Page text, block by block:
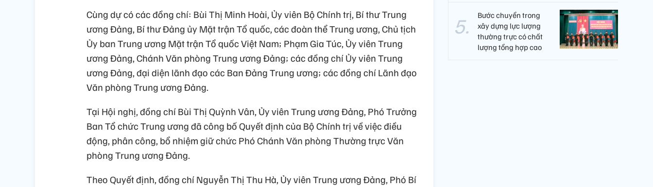
Cùng dự có các đồng chí: Bùi Thị Minh Hoài, Ủy viên Bộ Chính trị, Bí thư Trung
ương Đảng, Bí thư Đảng ủy Mặt trận Tổ quốc, các đoàn thể Trung ương, Chủ tịch
Ủy ban Trung ương Mặt trận Tổ quốc Việt Nam; Phạm Gia Túc, Ủy viên Trung
ương Đảng, Chánh Văn phòng Trung ương Đảng; các đồng chí Ủy viên Trung
ương Đảng, đại diện lãnh đạo các Ban Đảng Trung ương; các đồng chí Lãnh đạo
Văn phòng Trung ương Đảng.
Tại Hội nghị, đồng chí Bùi Thị Quỳnh Vân, Ủy viên Trung ương Đảng, Phó Trưởng
Ban Tổ chức Trung ương đã công bố Quyết định của Bộ Chính trị về việc điều
động, phân công, bổ nhiệm giữ chức Phó Chánh Văn phòng Thường trực Văn
phòng Trung ương Đảng.
Theo Quyết định, đồng chí Nguyễn Thị Thu Hà, Ủy viên Trung ương Đảng, Phó Bí
Bước chuyển trong
xây dựng lực lượng
thường trực có chất
lượng tổng hợp cao